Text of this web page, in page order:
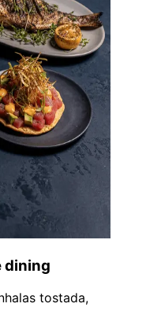
dining
tostada,